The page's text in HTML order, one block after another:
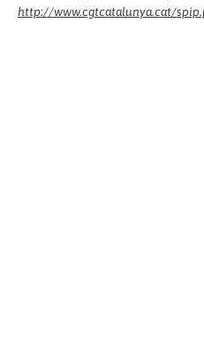
http://www.cgtcatalunya.cat/